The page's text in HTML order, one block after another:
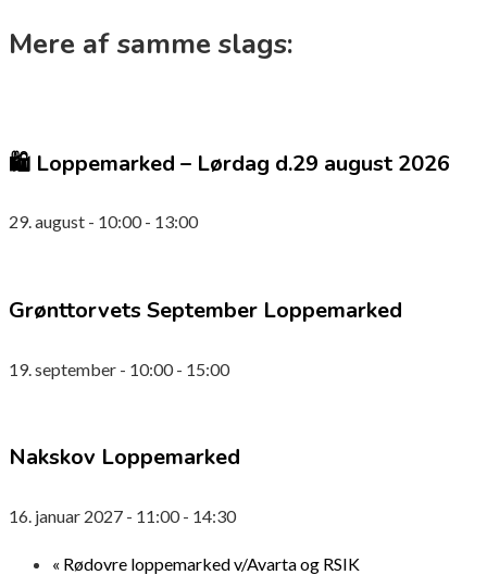
Mere af samme slags:
🛍️ Loppemarked – Lørdag d.29 august 2026
29. august - 10:00- 13:00
Grønttorvets September Loppemarked
19. september - 10:00- 15:00
Nakskov Loppemarked
16. januar 2027 - 11:00- 14:30
« Rødovre loppemarked v/Avarta og RSIK